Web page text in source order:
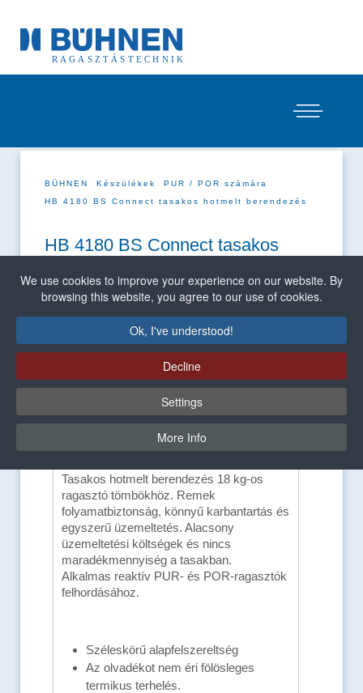
BÜHNEN Készülékek
PUR / POR számára
HB 4180 BS Connect tasakos hotmelt berendezés
HB 4180 BS Connect tasakos
Előnyök és felszereltség
Tasakos hotmelt berendezés 18 kg-os
ragasztó tömbökhöz. Remek
folyamatbiztonság, könnyű karbantartás és
egyszerű üzemeltetés. Alacsony
üzemeltetési költségek és nincs
maradékmennyiség a tasakban.
Alkalmas reaktív PUR- és POR-ragasztók
felhordásához.
Széleskörű alapfelszereltség
Az olvadékot nem éri fölösleges
termikus terhelés.
We use cookies to improve your experience on our website. By
browsing this website, you agree to our use of cookies.
Ok, I've understood!
Decline
Settings
More Info